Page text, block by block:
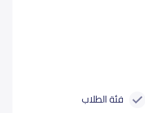
فئة الطلاب